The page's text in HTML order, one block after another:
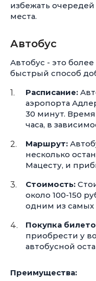
избежать
места.
Автобус
Автобус - это
быстрый способ
Расписание:
аэропорта
30 минут. Время
часа, в
Маршрут:
несколько
Мацесту, и
Стоимость:
около 100-150
одним из
Покупка
приобрести у
автобусной
Преимущества: